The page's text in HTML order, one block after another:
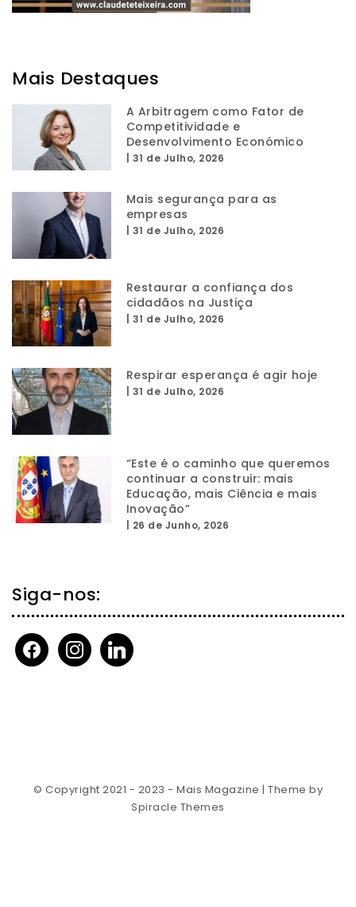
Mais Destaques
A Arbitragem como Fator de
Competitividade e
Desenvolvimento Económico
31 de Julho, 2026
Mais segurança para as
empresas
31 de Julho, 2026
Restaurar a confiança dos
cidadãos na Justiça
31 de Julho, 2026
Respirar esperança é agir hoje
31 de Julho, 2026
“Este é o caminho que queremos
continuar a construir: mais
Educação, mais Ciência e mais
Inovação”
26 de Junho, 2026
Siga-nos:
facebookinstagramlinkedin
© Copyright 2021 - 2023 - Mais Magazine | Theme by
Spiracle Themes